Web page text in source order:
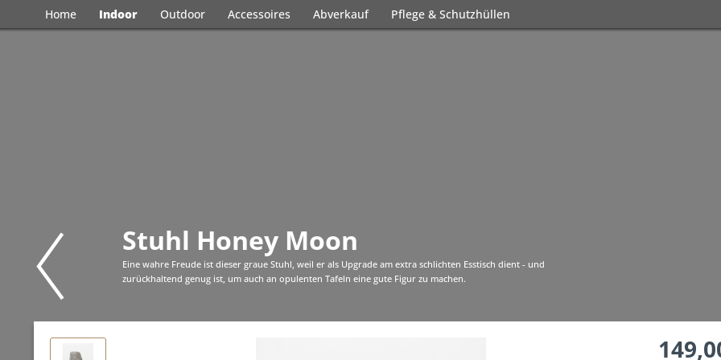
Home Indoor Outdoor Accessoires Abverkauf Pflege & Schutzhüllen
Stuhl Honey Moon
Eine wahre Freude ist dieser graue Stuhl, weil er als Upgrade am extra schlichten Esstisch dient - und
zurückhaltend genug ist, um auch an opulenten Tafeln eine gute Figur zu machen.